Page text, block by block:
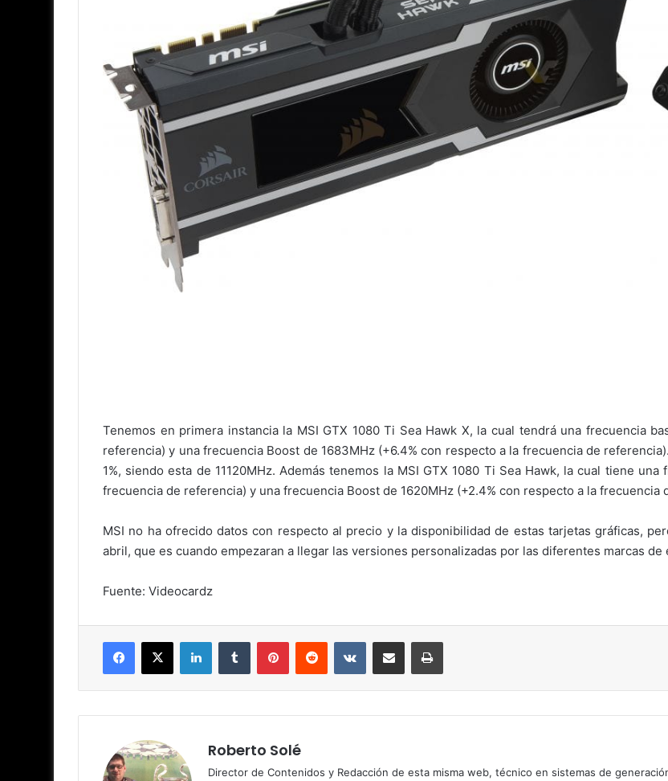
Tenemos en primera instancia la MSI GTX 1080 Ti Sea Hawk X, la cual tendrá una frecuencia
referencia) y una frecuencia Boost de 1683MHz (+6.4% con respecto a la frecuencia de
1%, siendo esta de 11120MHz. Además tenemos la MSI GTX 1080 Ti Sea Hawk, la cual tiene
frecuencia de referencia) y una frecuencia Boost de 1620MHz (+2.4% con respecto a la frecuencia
MSI no ha ofrecido datos con respecto al precio y la disponibilidad de estas tarjetas gráficas,
abril, que es cuando empezaran a llegar las versiones personalizadas por las diferentes marcas de
Fuente: Videocardz
Roberto Solé
Director de Contenidos y Redacción de esta misma web, técnico en sistemas de